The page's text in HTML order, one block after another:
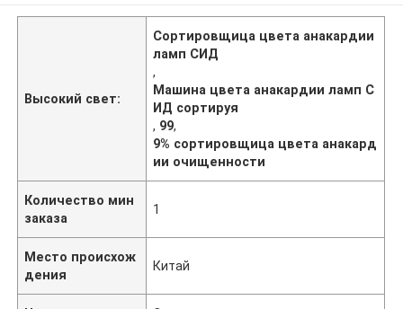
Высокий свет:
Сортировщица цвета анакардии
ламп СИД
,
Машина цвета анакардии ламп С
ИД сортируя
, 99,
9% сортировщица цвета анакард
ии очищенности
Количество мин
заказа
1
Место происхож
дения
Китай